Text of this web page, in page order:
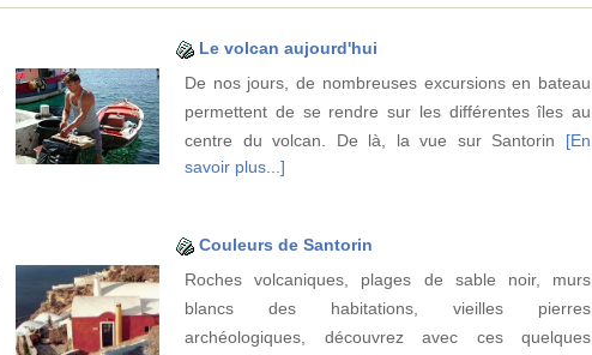
Le volcan aujourd'hui
De nos jours, de nombreuses excursions en bateau
permettent de se rendre sur les différentes îles au
centre du volcan. De là, la vue sur Santorin [En
savoir plus...]
Couleurs de Santorin
Roches volcaniques, plages de sable noir, murs
blancs des habitations, vieilles pierres
archéologiques, découvrez avec ces quelques